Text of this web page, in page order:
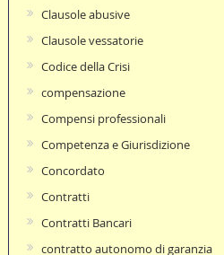
Clausole abusive
Clausole vessatorie
Codice della Crisi
compensazione
Compensi professionali
Competenza e Giurisdizione
Concordato
Contratti
Contratti Bancari
contratto autonomo di garanzia